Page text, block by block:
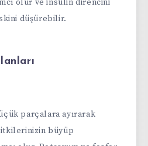
olur ve insülin direncini
düşürebilir.
parçalara ayırarak
büyüp